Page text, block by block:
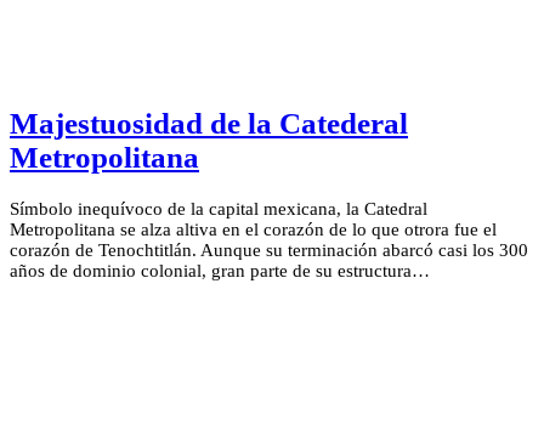
Majestuosidad de la Catederal
Metropolitana
Símbolo inequívoco de la capital mexicana, la Catedral
Metropolitana se alza altiva en el corazón de lo que otrora fue el
corazón de Tenochtitlán. Aunque su terminación abarcó casi los 300
años de dominio colonial, gran parte de su estructura…